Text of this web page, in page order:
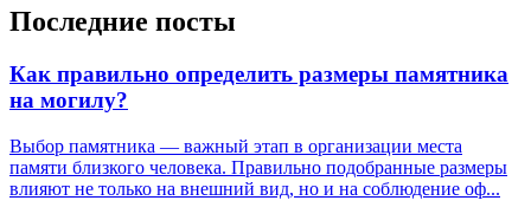
Последние посты
Как правильно определить размеры памятника
на могилу?
Выбор памятника — важный этап в организации места
памяти близкого человека. Правильно подобранные размеры
влияют не только на внешний вид, но и на соблюдение оф...